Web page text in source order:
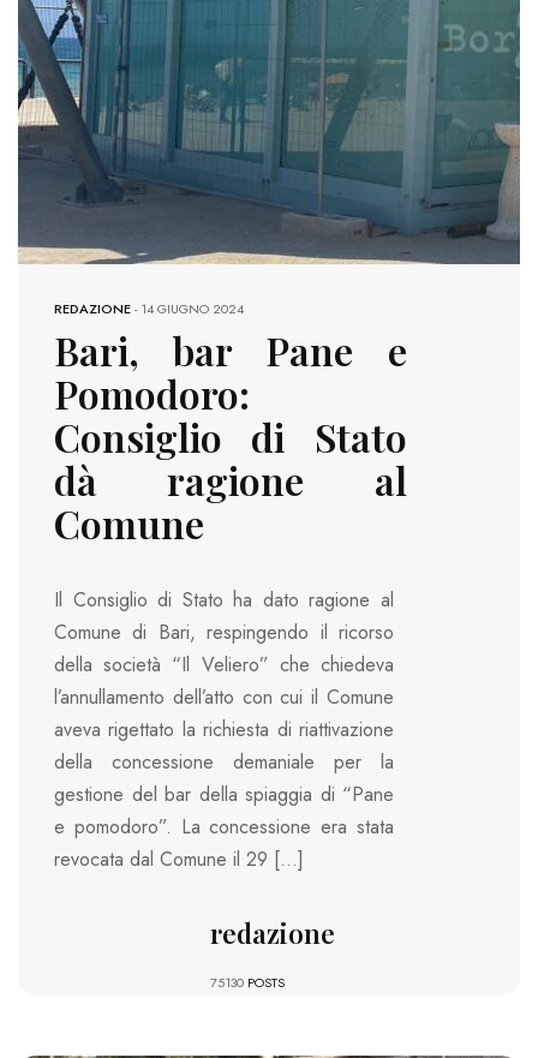
REDAZIONE-14 GIUGNO 2024
Bari, bar Pane e
Pomodoro:
Consiglio di Stato
dà ragione al
Comune
Il Consiglio di Stato ha dato ragione al
Comune di Bari, respingendo il ricorso
della società “Il Veliero” che chiedeva
l’annullamento dell’atto con cui il Comune
aveva rigettato la richiesta di riattivazione
della concessione demaniale per la
gestione del bar della spiaggia di “Pane
e pomodoro”. La concessione era stata
revocata dal Comune il 29 […]
redazione
75130 POSTS